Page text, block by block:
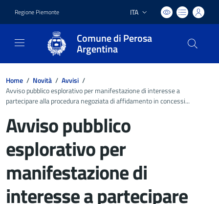
Regione Piemonte Lingua attiva:
ITA
Comune di Perosa
Argentina
Home / Novità / Avvisi /
Avviso pubblico esplorativo per manifestazione di interesse a
partecipare alla procedura negoziata di affidamento in concessi...
Avviso pubblico
esplorativo per
manifestazione di
interesse a partecipare